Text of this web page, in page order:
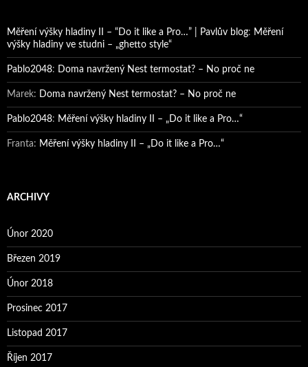
Měření výšky hladiny II – “Do it like a Pro…” | Pavlův blog: Měření
výšky hladiny ve studni – „ghetto style“
Pablo2048: Doma navržený Nest termostat? – No proč ne
Marek: Doma navržený Nest termostat? – No proč ne
Pablo2048: Měření výšky hladiny II – „Do it like a Pro…“
Franta: Měření výšky hladiny II – „Do it like a Pro…“
ARCHIVY
Únor 2020
Březen 2019
Únor 2018
Prosinec 2017
Listopad 2017
Říjen 2017